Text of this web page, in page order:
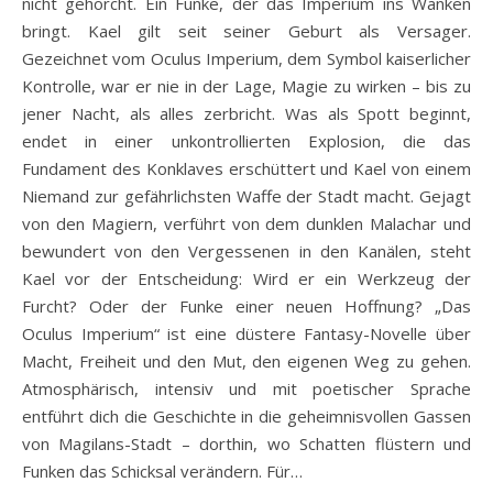
bringt. Kael gilt seit seiner Geburt als Versager.
Gezeichnet vom Oculus Imperium, dem Symbol kaiserlicher
Kontrolle, war er nie in der Lage, Magie zu wirken – bis zu
jener Nacht, als alles zerbricht. Was als Spott beginnt,
endet in einer unkontrollierten Explosion, die das
Fundament des Konklaves erschüttert und Kael von einem
Niemand zur gefährlichsten Waffe der Stadt macht. Gejagt
von den Magiern, verführt von dem dunklen Malachar und
bewundert von den Vergessenen in den Kanälen, steht
Kael vor der Entscheidung: Wird er ein Werkzeug der
Furcht? Oder der Funke einer neuen Hoffnung? „Das
Oculus Imperium“ ist eine düstere Fantasy-Novelle über
Macht, Freiheit und den Mut, den eigenen Weg zu gehen.
Atmosphärisch, intensiv und mit poetischer Sprache
entführt dich die Geschichte in die geheimnisvollen Gassen
von Magilans-Stadt – dorthin, wo Schatten flüstern und
Funken das Schicksal verändern. Für…